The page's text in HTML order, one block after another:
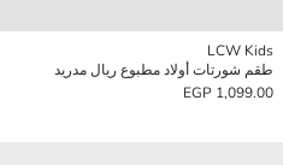
LCW Kids
طقم شورتات أولاد مطبوع ريال مدريد
1,099.00 EGP